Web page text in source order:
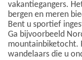
vakantiegangers.
bergen en meren
Bent u sportief
Ga bijvoorbeeld
mountainbiketocht.
wandelaars die u